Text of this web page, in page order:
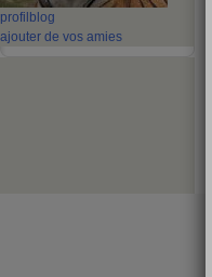
profil blog
ajouter de vos amies